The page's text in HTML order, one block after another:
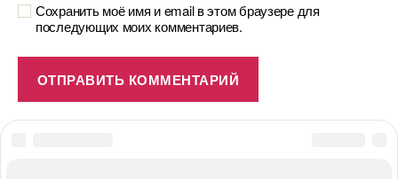
Сохранить моё имя и email в этом браузере для
последующих моих комментариев.